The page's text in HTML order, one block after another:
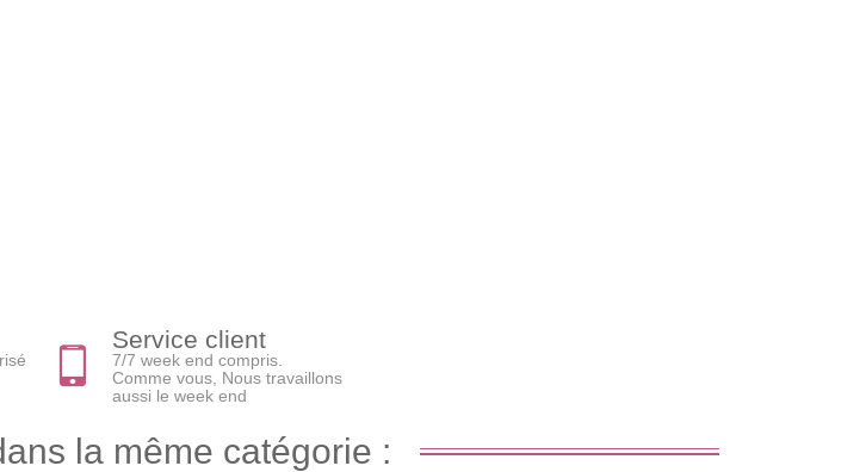
Service client
7/7 week end compris.
Comme vous, Nous travaillons
aussi le week end
la même catégorie :